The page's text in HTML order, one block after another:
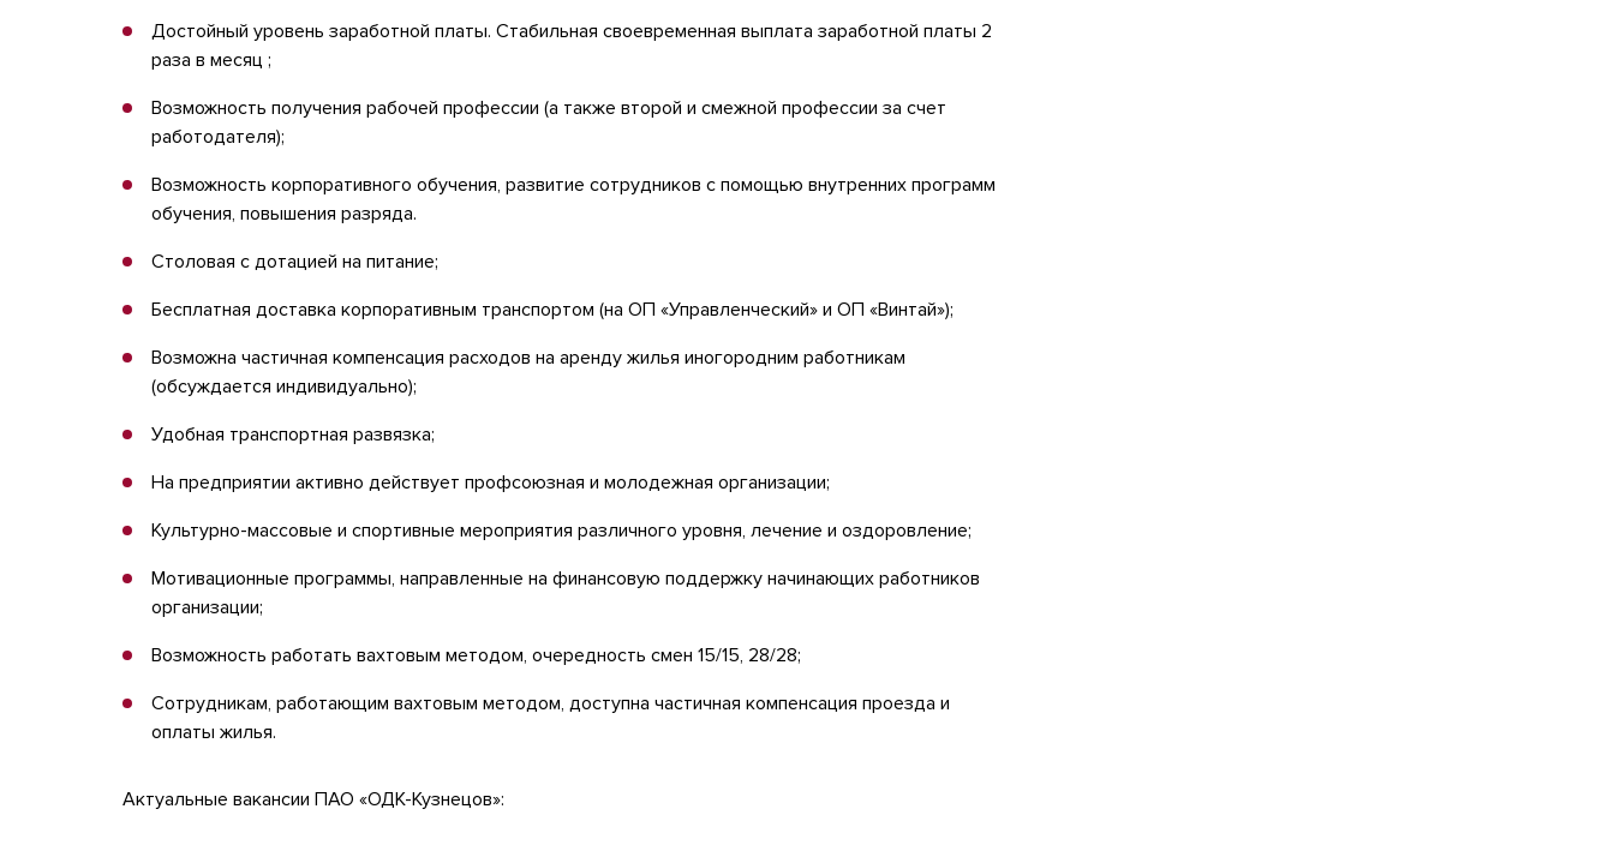
Достойный уровень заработной платы. Стабильная своевременная выплата заработной платы 2
раза в месяц ;
Возможность получения рабочей профессии (а также второй и смежной профессии за счет
работодателя);
Возможность корпоративного обучения, развитие сотрудников с помощью внутренних программ
обучения, повышения разряда.
Столовая с дотацией на питание;
Бесплатная доставка корпоративным транспортом (на ОП «Управленческий» и ОП «Винтай»);
Возможна частичная компенсация расходов на аренду жилья иногородним работникам
(обсуждается индивидуально);
Удобная транспортная развязка;
На предприятии активно действует профсоюзная и молодежная организации;
Культурно-массовые и спортивные мероприятия различного уровня, лечение и оздоровление;
Мотивационные программы, направленные на финансовую поддержку начинающих работников
организации;
Возможность работать вахтовым методом, очередность смен 15/15, 28/28;
Сотрудникам, работающим вахтовым методом, доступна частичная компенсация проезда и
оплаты жилья.
Актуальные вакансии ПАО «ОДК-Кузнецов»: